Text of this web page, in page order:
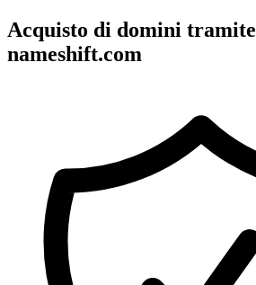
Acquisto di domini tramite
nameshift.com